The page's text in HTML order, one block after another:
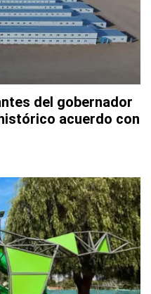
del gobernador
acuerdo con